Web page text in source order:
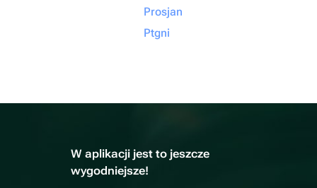
Prosjan
Ptgni
W aplikacji jest to jeszcze
wygodniejsze!